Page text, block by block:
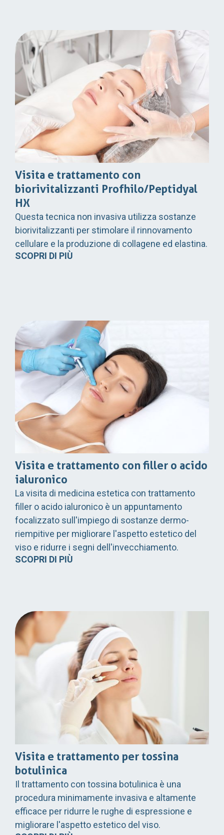
Visita e trattamento con
biorivitalizzanti Profhilo/Peptidyal
HX
Questa tecnica non invasiva utilizza sostanze
biorivitalizzanti per stimolare il rinnovamento
cellulare e la produzione di collagene ed elastina.
SCOPRI DI PIÙ
Visita e trattamento con filler o acido
ialuronico
La visita di medicina estetica con trattamento
filler o acido ialuronico è un appuntamento
focalizzato sull'impiego di sostanze dermo-
riempitive per migliorare l'aspetto estetico del
viso e ridurre i segni dell'invecchiamento.
SCOPRI DI PIÙ
Visita e trattamento per tossina
botulinica
Il trattamento con tossina botulinica è una
procedura minimamente invasiva e altamente
efficace per ridurre le rughe di espressione e
migliorare l'aspetto estetico del viso.